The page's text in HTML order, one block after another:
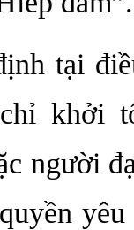
điều
khởi
người